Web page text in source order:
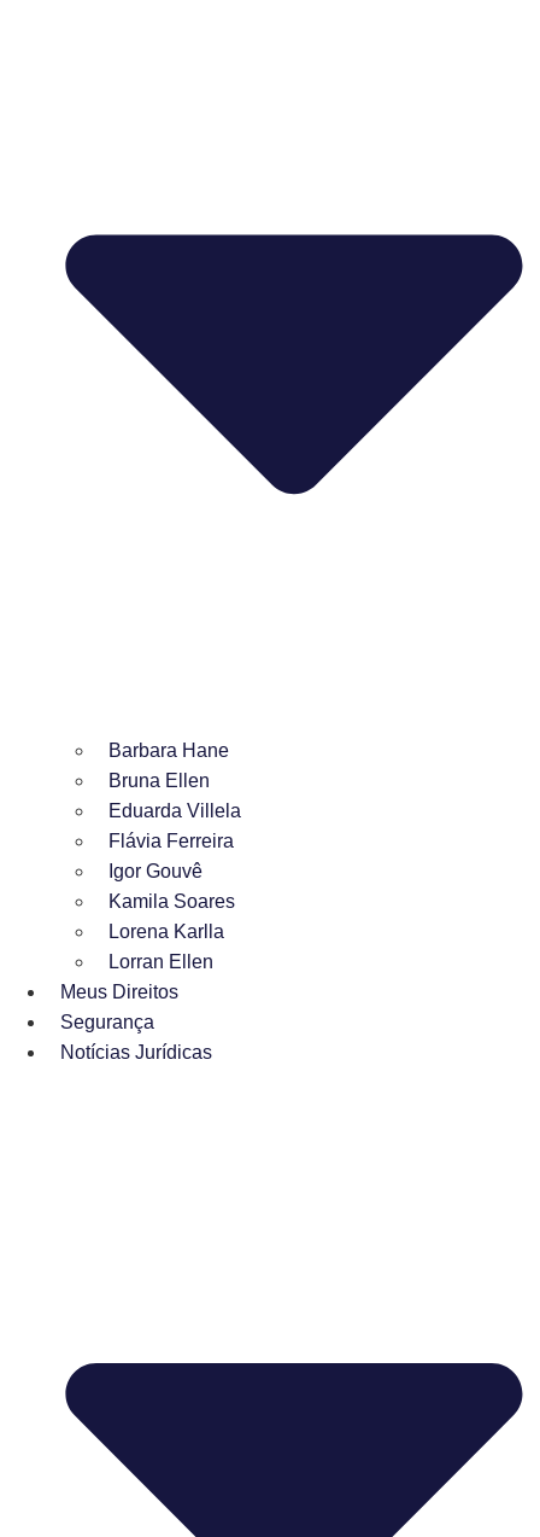
Barbara Hane
Bruna Ellen
Eduarda Villela
Flávia Ferreira
Igor Gouvê
Kamila Soares
Lorena Karlla
Lorran Ellen
Meus Direitos
Segurança
Notícias Jurídicas